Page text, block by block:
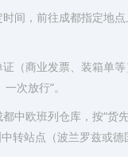
间，前往成都指定地
（商业发票、装箱单
次放行”。
中欧班列仓库，按“货
转站点（波兰罗兹或德